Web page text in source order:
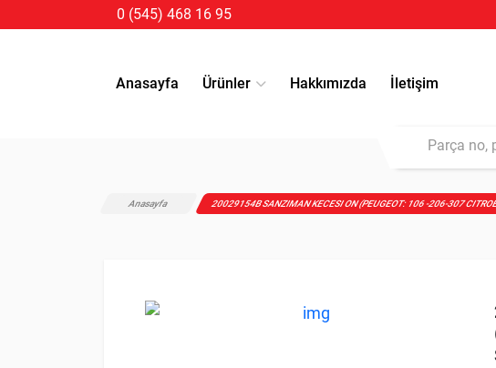
0 (545) 468 16 95
Anasayfa Ürünler Hakkımızda İletişim
Anasayfa 20029154B SANZIMAN KECESI ON (PEUGEOT: 106 -206-307